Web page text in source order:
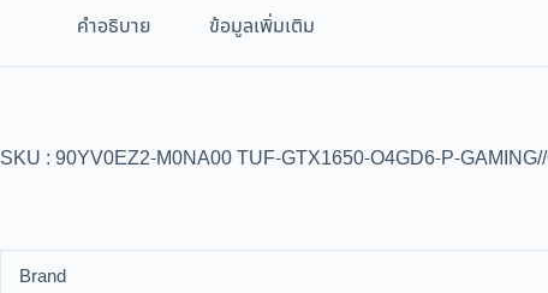
คำอธิบาย ข้อมูลเพิ่มเติม
SKU : 90YV0EZ2-M0NA00 TUF-GTX1650-O4GD6-P-
Brand